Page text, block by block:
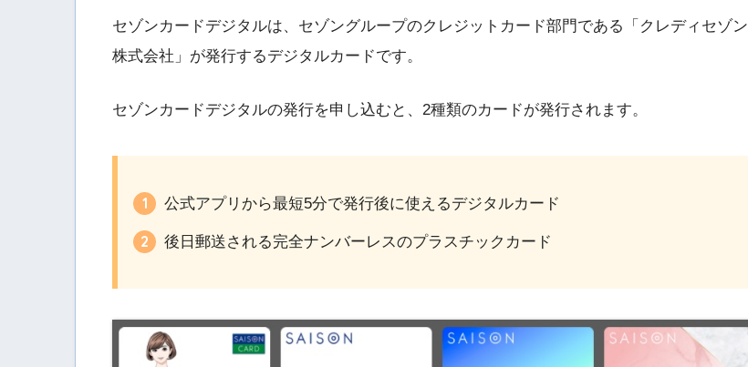
セゾンカードデジタルは、セゾングループのクレジットカード部門である「クレディセゾン
株式会社」が発行するデジタルカードです。
セゾンカードデジタルの発行を申し込むと、2種類のカードが発行されます。
公式アプリから最短5分で発行後に使えるデジタルカード
後日郵送される完全ナンバーレスのプラスチックカード